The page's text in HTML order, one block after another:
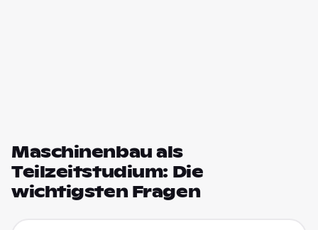
Maschinenbau als
Teilzeitstudium: Die
wichtigsten Fragen